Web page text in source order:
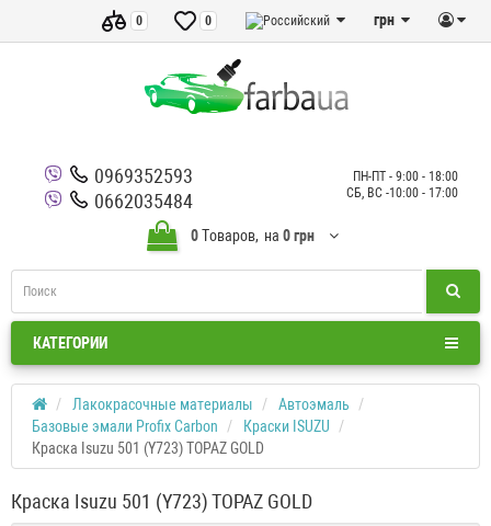
грн
0
0
0969352593
0662035484
ПН-ПТ - 9:00 - 18:00
СБ, ВС -10:00 - 17:00
0Tоваров, на 0 грн
КАТЕГОРИИ
Лакокрасочные материалы
Автоэмаль
Базовые эмали Profix Carbon
Краски ISUZU
Краска Isuzu 501 (Y723) TOPAZ GOLD
Краска Isuzu 501 (Y723) TOPAZ GOLD